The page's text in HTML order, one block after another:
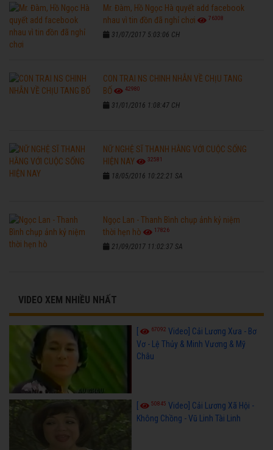
Mr. Đàm, Hồ Ngọc Hà quyết add facebook
nhau vì tin đồn đã nghỉ chơi
76308
31/07/2017 5:03:06 CH
CON TRAI NS CHINH NHẪN VỀ CHỊU TANG
BỐ
42980
31/01/2016 1:08:47 CH
NỮ NGHỆ SĨ THANH HẰNG VỚI CUỘC SỐNG
HIỆN NAY
32581
18/05/2016 10:22:21 SA
Ngọc Lan - Thanh Bình chụp ảnh kỷ niệm
thời hẹn hò
17826
21/09/2017 11:02:37 SA
VIDEO XEM NHIỀU NHẤT
[ 67092 Video] Cải Lương Xưa - Bơ
Vơ - Lệ Thủy & Minh Vương & Mỹ
Châu
50845 Video] Cải Lương Xã Hội -
Không Chồng - Vũ Linh Tài Linh